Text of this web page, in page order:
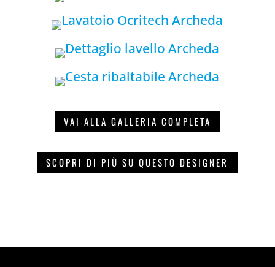
VAI ALLA GALLERIA COMPLETA
SCOPRI DI PIÙ SU QUESTO DESIGNER